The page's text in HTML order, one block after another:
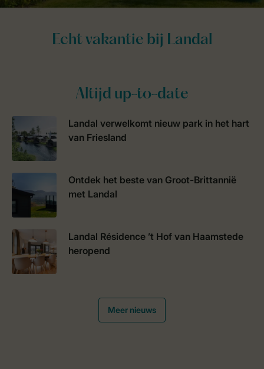
Altijd up-to-date
Landal verwelkomt nieuw park in het hart
van Friesland
Ontdek het beste van Groot-Brittannië
met Landal
Landal Résidence ’t Hof van Haamstede
heropend
Meer nieuws